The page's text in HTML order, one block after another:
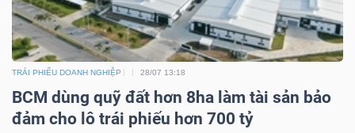
TRÁI PHIẾU DOANH NGHIỆP 28/07 13:18
BCM dùng quỹ đất hơn 8ha làm tài sản bảo
đảm cho lô trái phiếu hơn 700 tỷ
khoán
(-)
Tất cả Cổ phiếu Chỉ số
Lãnh